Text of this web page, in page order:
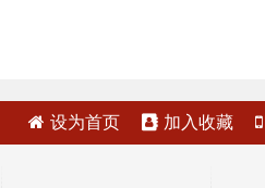
设为首页 加入收藏